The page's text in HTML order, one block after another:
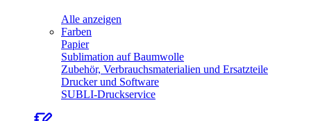
Alle anzeigen
Farben
Papier
Sublimation auf Baumwolle
Zubehör, Verbrauchsmaterialien und Ersatzteile
Drucker und Software
SUBLI-Druckservice